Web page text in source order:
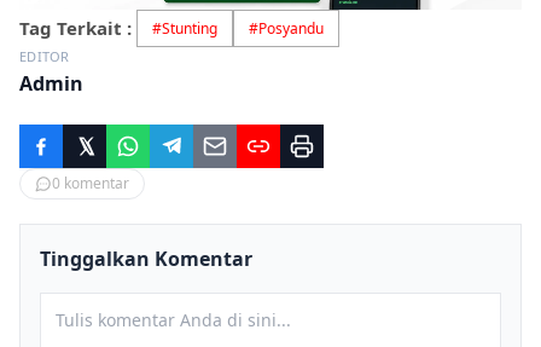
Tag Terkait : #Stunting #Posyandu
EDITOR
Admin
0 komentar
Tinggalkan Komentar